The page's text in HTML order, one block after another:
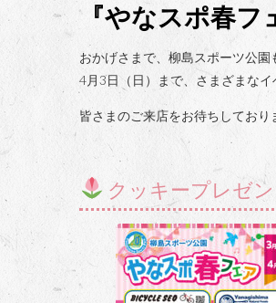
『やなスポ春フ
おかげさまで、柳島スポーツ公
4月3日（日）まで、さまざまなイ
皆さまのご来店をお待ちしており
クッキープレゼ